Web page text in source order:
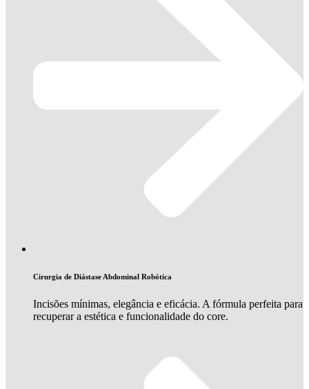
Cirurgia de Diástase Abdominal Robótica
Incisões mínimas, elegância e eficácia. A fórmula perfeita para
recuperar a estética e funcionalidade do core.